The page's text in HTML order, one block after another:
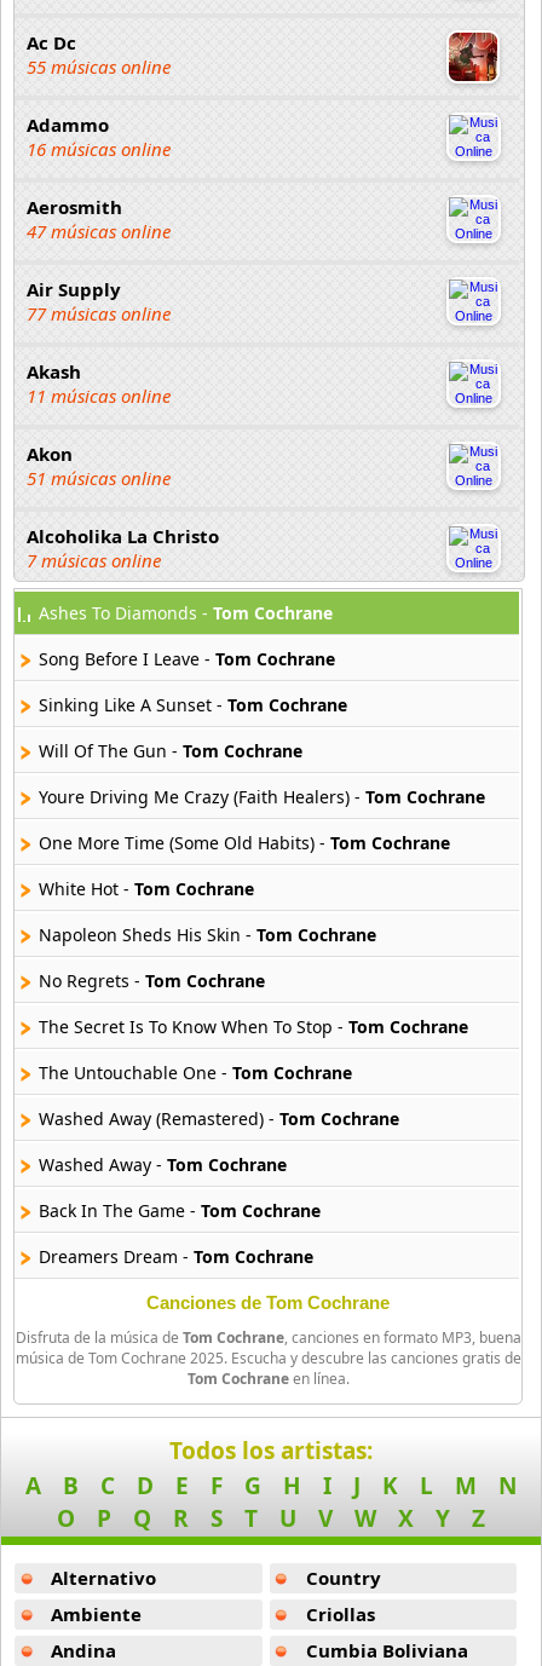
Ac Dc
55 músicas online
Adammo
16 músicas online
Aerosmith
47 músicas online
Air Supply
77 músicas online
Akash
11 músicas online
Akon
51 músicas online
Alcoholika La Christo
7 músicas online
Atajo
22 músicas online
Banane Metalik
26 músicas online
16 músicas online
Beady Eye
16 músicas online
Bee Gees
29 músicas online
Ben Harper
11 músicas online
Billboard
163 músicas online
Black Guayaba
25 músicas online
Black Sabbath
110 músicas online
Blondie
Bon Jovi
50 músicas online
Boyz Ii Men
Ashes To Diamonds - Tom Cochrane
Song Before I Leave - Tom Cochrane
Sinking Like A Sunset - Tom Cochrane
Will Of The Gun - Tom Cochrane
Youre Driving Me Crazy (Faith Healers) - Tom Cochrane
One More Time (Some Old Habits) - Tom Cochrane
White Hot - Tom Cochrane
Napoleon Sheds His Skin - Tom Cochrane
No Regrets - Tom Cochrane
The Secret Is To Know When To Stop - Tom Cochrane
The Untouchable One - Tom Cochrane
Washed Away (Remastered) - Tom Cochrane
Washed Away - Tom Cochrane
Back In The Game - Tom Cochrane
Dreamers Dream - Tom Cochrane
I Wish That I (Could See You Now) -Tom Cochrane
Just Scream -Tom Cochrane
All The Kings Men -Tom Cochrane
Christmas All The Time (Acoustic) -Tom Cochrane
Good Man Feeling Bad -Tom Cochrane
Mad Mad World -
Tom Cochrane
Marianne And Lenny -
Tom Cochrane
Canciones de Tom Cochrane
Disfruta de la música de Tom Cochrane, canciones en formato MP3, buena
música de Tom Cochrane 2025. Escucha y descubre las canciones gratis de
Tom Cochraneen línea.
Todos los artistas:
A
B C D E F G H I J K L M
N
O
P Q R S T U V W X Y Z
Alternativo
Ambiente
Andina
Country
Criollas
Cumbia Boliviana